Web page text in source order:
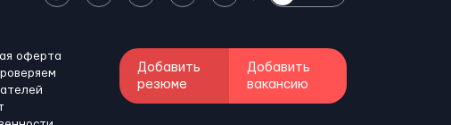
оферта
Добавить
резюме
Добавить
вакансию